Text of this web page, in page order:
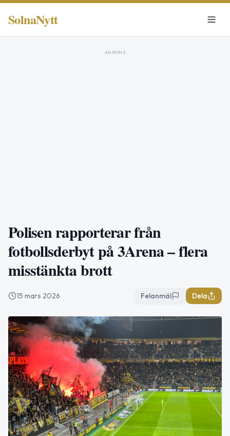
SolnaNytt
ANNONS
Polisen rapporterar från
fotbollsderbyt på 3Arena – flera
misstänkta brott
15 mars 2026 Felanmäl Dela